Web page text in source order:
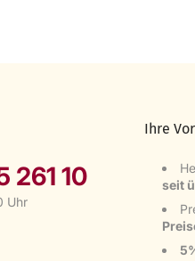
261 10
Uhr
Ihre
seit